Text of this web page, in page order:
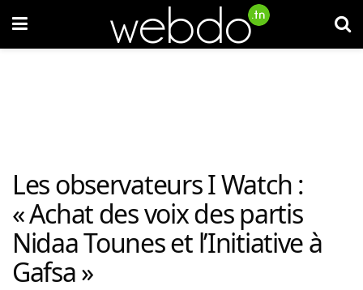
Les observateurs I Watch :
« Achat des voix des partis
Nidaa Tounes et l’Initiative à
Gafsa »